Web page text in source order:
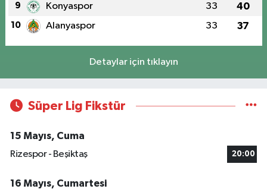
9 Konyaspor 33 40
10 Alanyaspor 33 37
Detaylar için tıklayın
Süper Lig Fikstür
15 Mayıs, Cuma
Rizespor - Beşiktaş
20:00
16 Mayıs, Cumartesi